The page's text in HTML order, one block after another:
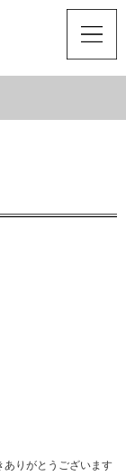
ありがとうございます